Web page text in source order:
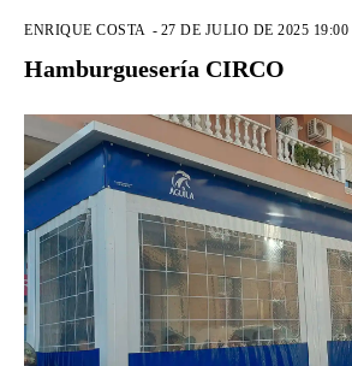
ENRIQUE COSTA - 27 DE JULIO DE 2025 19:00
Hamburguesería CIRCO